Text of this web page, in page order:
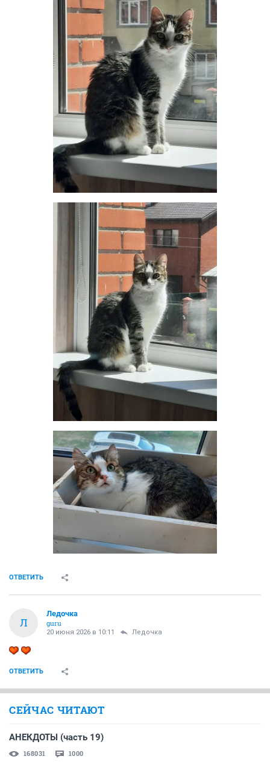
ОТВЕТИТЬ
Л
Ледочка
guru
20 июня 2026 в 10:11 Ледочка
ОТВЕТИТЬ
СЕЙЧАС ЧИТАЮТ
АНЕКДОТЫ (часть 19)
168031 1000